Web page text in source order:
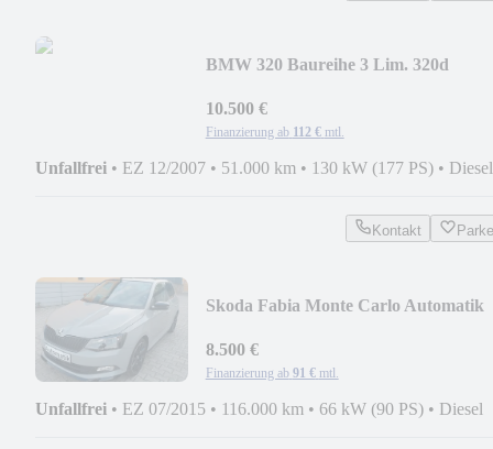
BMW 320 Baureihe 3 Lim. 320d
10.500 €
Finanzierung ab 112 € mtl.
Unfallfrei • EZ 12/2007 • 51.000 km • 130 kW (177 PS) • Diesel
Kontakt
Skoda Fabia Monte Carlo Automatik
8.500 €
Finanzierung ab 91 € mtl.
Unfallfrei • EZ 07/2015 • 116.000 km • 66 kW (90 PS) • Diesel